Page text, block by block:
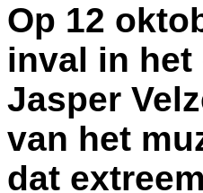
Op 12
inval in het
Jasper
van het
dat